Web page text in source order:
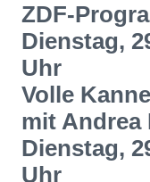
ZDF-
Dienstag,
Uhr
Volle
mit Andrea
Dienstag,
Uhr